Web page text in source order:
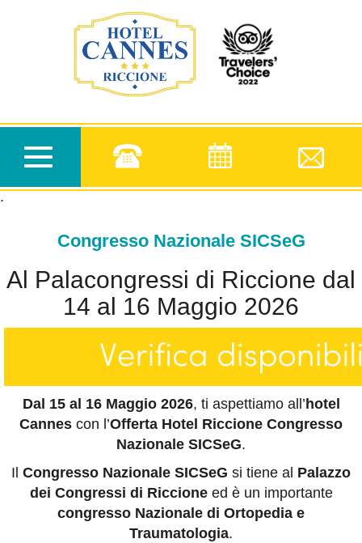
Toggle
.
Congresso Nazionale SICSeG
Al Palacongressi di Riccione dal
14 al 16 Maggio 2026
Dal 15 al 16 Maggio 2026, ti aspettiamo all’ hotel
Cannes con l’Offerta Hotel Riccione Congresso
Nazionale SICSeG.
Il Congresso Nazionale SICSeG si tiene al Palazzo
dei Congressi di Riccioneed è un importante
congresso Nazionale di Ortopedia e
Traumatologia.